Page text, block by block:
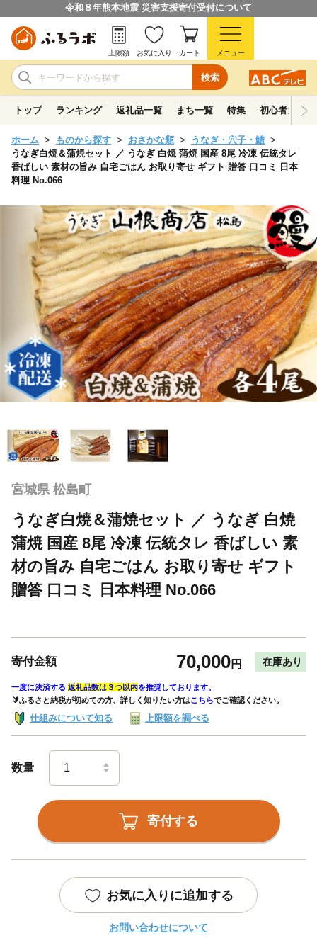
令和８年熊本地震 災害支援寄付受付について
検索
上限額 お気に入り カート メニュー
トップ ランキング 返礼品一覧 まち一覧 特集 初心者ガイド
ホーム ものから探す おさかな類
うなぎ・穴子・鱧
うなぎ白焼＆蒲焼セット ／ うなぎ 白焼 蒲焼 国産 8尾 冷凍 伝統タレ
香ばしい 素材の旨み 自宅ごはん お取り寄せ ギフト 贈答 口コミ 日本
料理 No.066
宮城県 松島町
うなぎ白焼＆蒲焼セット ／ うなぎ 白焼
蒲焼 国産 8尾 冷凍 伝統タレ 香ばしい 素
材の旨み 自宅ごはん お取り寄せ ギフト
贈答 口コミ 日本料理 No.066
寄付金額 70,000円 在庫あり
一度に決済する 返礼品数は３つ以内を推奨しております。
🔰ふるさと納税が初めての方、詳しく知りたい方はこちらでご確認ください。
仕組みについて知る 上限額を調べる
数量
寄付する
お気に入りに追加する
お問い合わせについて